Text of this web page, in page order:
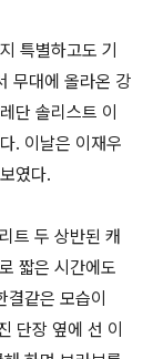
특별하고도 기
무대에 올라온 강
단 솔리스트 이
. 이날은 이재우
였다.
트 두 상반된 캐
짧은 시간에도
같은 모습이
단장 옆에 선 이